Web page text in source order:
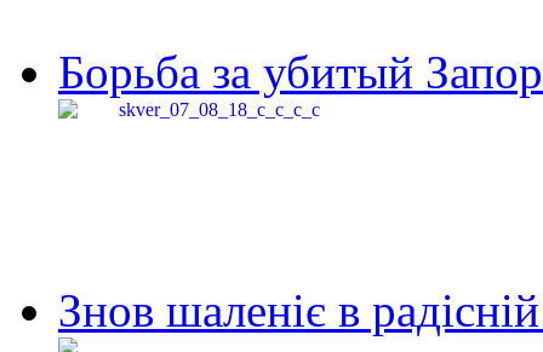
Борьба за убитый
Знов шаленіє в